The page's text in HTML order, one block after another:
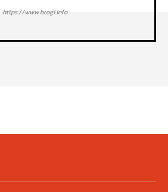
https://www.brogi.info